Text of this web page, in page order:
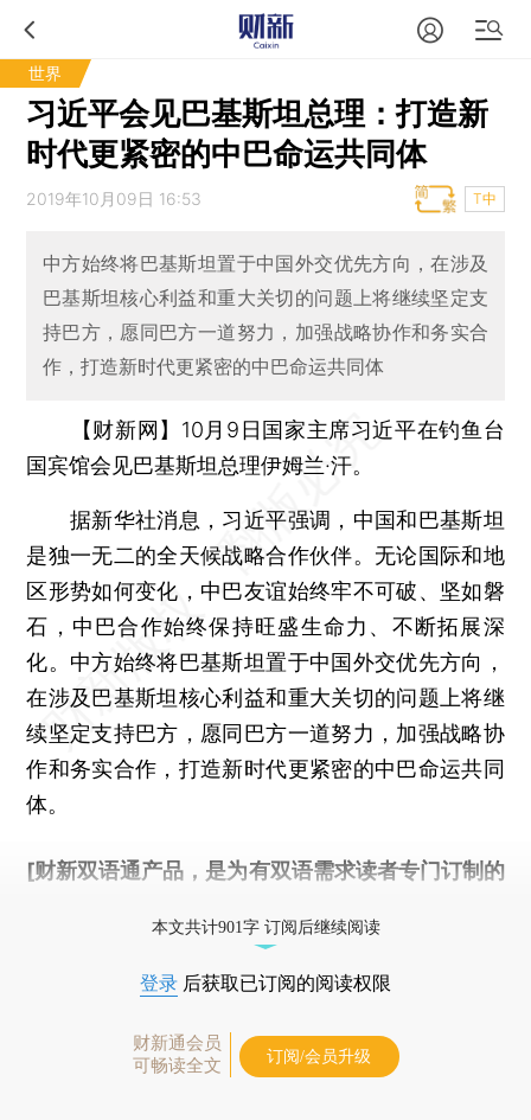
世界
习近平会见巴基斯坦总理：打造新
时代更紧密的中巴命运共同体
2019年10月09日 16:53 T中
中方始终将巴基斯坦置于中国外交优先方向，在涉及
巴基斯坦核心利益和重大关切的问题上将继续坚定支
持巴方，愿同巴方一道努力，加强战略协作和务实合
作，打造新时代更紧密的中巴命运共同体
【财新网】 10月9日国家主席习近平在钓鱼台
国宾馆会见巴基斯坦总理伊姆兰·汗。
据新华社消息，习近平强调，中国和巴基斯坦
是独一无二的全天候战略合作伙伴。无论国际和地
区形势如何变化，中巴友谊始终牢不可破、坚如磐
石，中巴合作始终保持旺盛生命力、不断拓展深
化。中方始终将巴基斯坦置于中国外交优先方向，
在涉及巴基斯坦核心利益和重大关切的问题上将继
续坚定支持巴方，愿同巴方一道努力，加强战略协
作和务实合作，打造新时代更紧密的中巴命运共同
体。
[财新双语通产品，是为有双语需求读者专门订制的
本文共计901字 订阅后继续阅读
登录 后获取已订阅的阅读权限
财新通会员
可畅读全文
订阅/会员升级